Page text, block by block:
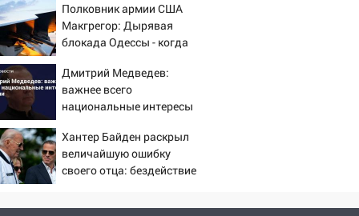
шестилетнего ребёнка на улице
Федерации: возбуждено уголовное дело
11:16
мужчину, пропавшего ещё 19 июля
10:30
От мотофристайла до прогулки с
хаски: куда сходить в Ульяновской
области 8–9 августа
10:11
Директора ульяновской
«Нефтяной топливной компании» будут
судить за неуплату 48,4 млн рублей
Полковник армии США
Макгрегор: Дырявая
блокада Одессы - когда
России за это полетят
головы?
Дмитрий Медведев:
важнее всего
национальные интересы
Хантер Байден раскрыл
величайшую ошибку
своего отца: бездействие